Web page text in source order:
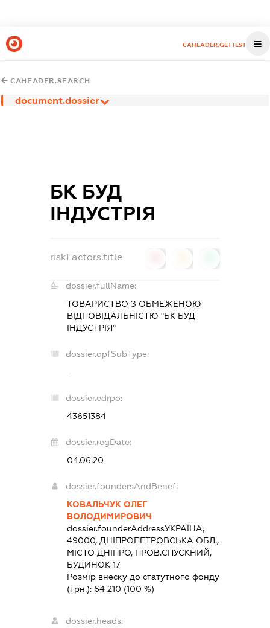
CAHEADER.GETTEST
CAHEADER.SEARCH
document.dossier
БК БУД
ІНДУСТРІЯ
riskFactors.title
dossier.fullName:
ТОВАРИСТВО З ОБМЕЖЕНОЮ
ВІДПОВІДАЛЬНІСТЮ "БК БУД
ІНДУСТРІЯ"
dossier.opfSubType:
-
dossier.edrpo:
43651384
dossier.regDate:
04.06.20
dossier.foundersAndBenef:
КОВАЛЬЧУК ОЛЕГ
ВОЛОДИМИРОВИЧ
dossier.founderAddressУКРАЇНА,
49000, ДНІПРОПЕТРОВСЬКА ОБЛ.,
МІСТО ДНІПРО, ПРОВ.СПУСКНИЙ,
БУДИНОК 17
Розмір внеску до статутного фонду
(грн.): 64 210 (100 %)
dossier.heads: